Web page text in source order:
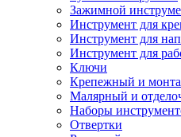
Зажимной
Инструмент для
Инструмент для
Инструмент для
Ключи
Крепежный и
Малярный и
Наборы
Отвертки